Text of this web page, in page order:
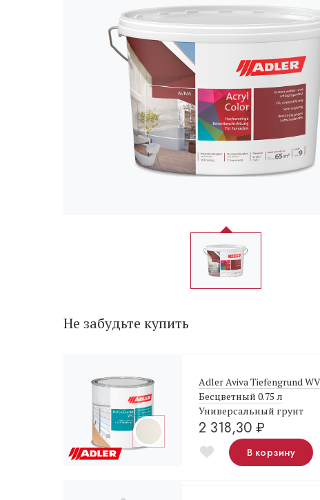
Не забудьте купить
Adler Aviva Tiefengrund WV
Бесцветный 0.75 л
Универсальный грунт
2 318,30 ₽
В корзину